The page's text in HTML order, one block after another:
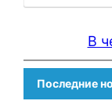
В
Последние